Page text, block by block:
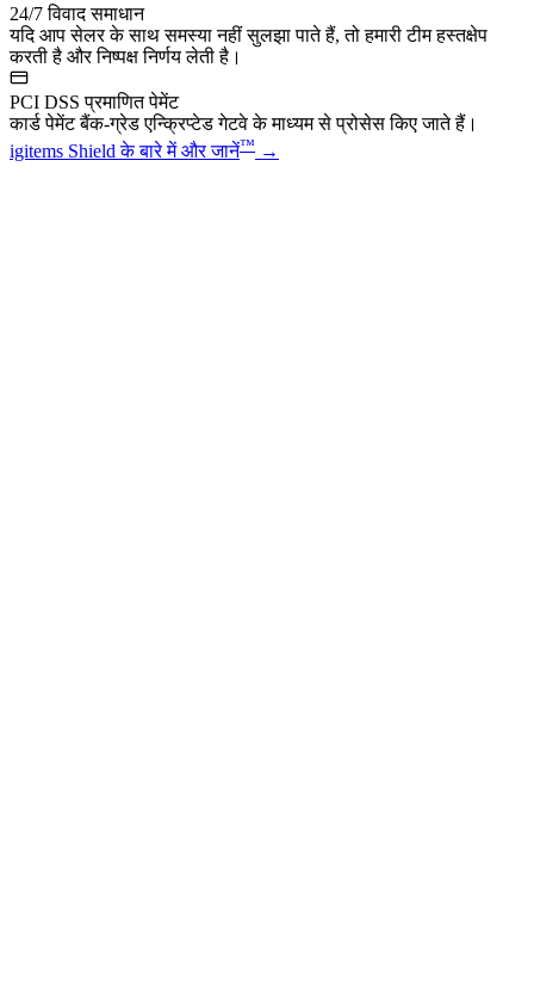
24/7 विवाद समाधान
यदि आप सेलर के साथ समस्या नहीं सुलझा पाते हैं, तो हमारी टीम हस्तक्षेप
करती है और निष्पक्ष निर्णय लेती है।
PCI DSS प्रमाणित पेमेंट
कार्ड पेमेंट बैंक-ग्रेड एन्क्रिप्टेड गेटवे के माध्यम से प्रोसेस किए जाते हैं।
igitems Shield के बारे में और जानें™ →